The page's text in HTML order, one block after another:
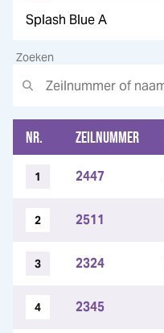
Zoeken
NR. ZEILNUMMER
1 2447
2 2511
3 2324
4 2345